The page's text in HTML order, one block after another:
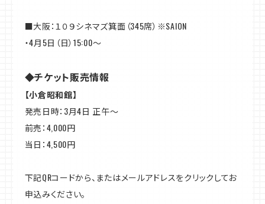
■大阪：１０９シネマズ箕面（345席）※SAION
・4月5日（日）15:00～
◆チケット販売情報
【小倉昭和館】
発売日時：3月4日 正午〜
前売：4,000円
当日：4,500円
下記QRコードから、またはメールアドレスをクリックしてお
申込みください。